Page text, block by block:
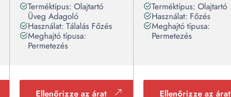
Terméktípus: Olajtartó
Üveg Adagoló
Használat: Tálalás Főzés
Meghajtó típusa:
Permetezés
Ellenőrizze az árat
Terméktípus: Olajtartó
Használat: Főzés
Meghajtó típusa:
Permetezés
Ellenőrizze az árat